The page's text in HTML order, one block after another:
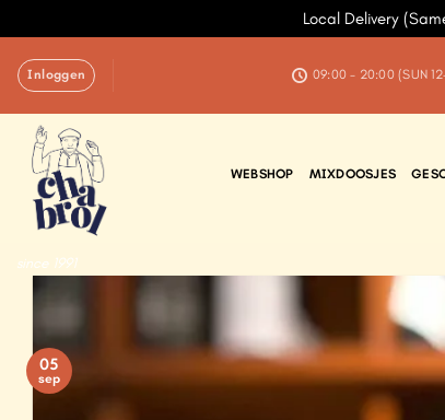
Local Delivery
naarInloggen 09:00 - 20:00 (SUN
since 1991
WEBSHOP MIXDOOSJES
05
sep